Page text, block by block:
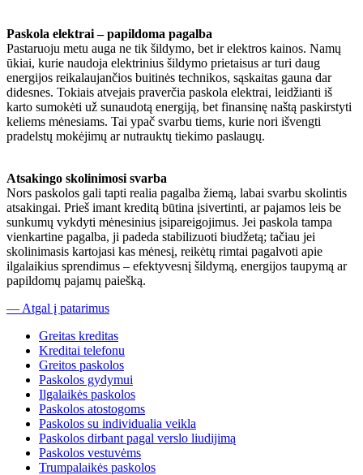
Paskola elektrai – papildoma pagalba
Pastaruoju metu auga ne tik šildymo, bet ir elektros kainos. Namų
ūkiai, kurie naudoja elektrinius šildymo prietaisus ar turi daug
energijos reikalaujančios buitinės technikos, sąskaitas gauna dar
didesnes. Tokiais atvejais praverčia paskola elektrai, leidžianti iš
karto sumokėti už sunaudotą energiją, bet finansinę naštą paskirstyti
keliems mėnesiams. Tai ypač svarbu tiems, kurie nori išvengti
pradelstų mokėjimų ar nutrauktų tiekimo paslaugų.
Atsakingo skolinimosi svarba
Nors paskolos gali tapti realia pagalba žiemą, labai svarbu skolintis
atsakingai. Prieš imant kreditą būtina įsivertinti, ar pajamos leis be
sunkumų vykdyti mėnesinius įsipareigojimus. Jei paskola tampa
vienkartine pagalba, ji padeda stabilizuoti biudžetą; tačiau jei
skolinimasis kartojasi kas mėnesį, reikėtų rimtai pagalvoti apie
ilgalaikius sprendimus – efektyvesnį šildymą, energijos taupymą ar
papildomų pajamų paiešką.
— Atgal į patarimus
Greitas kreditas
Kreditai telefonu
Greitos paskolos
Paskolos gydymui
Ilgalaikės paskolos
Paskolos atostogoms
Paskolos su individualia veikla
Paskolos dirbant pagal verslo liudijimą
Paskolos vestuvėms
Trumpalaikės paskolos